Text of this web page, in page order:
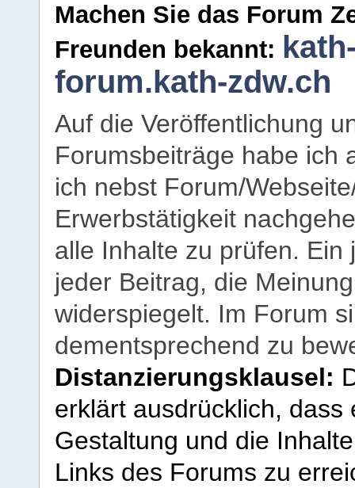
Machen Sie das Forum
Freunden bekannt:
forum.kath-zdw.ch
Auf die Veröffentlichung
Forumsbeiträge habe ich
ich nebst Forum/
Erwerbstätigkeit
alle Inhalte zu prüfen.
jeder Beitrag, die
widerspiegelt. Im Forum
dementsprechend zu
Distanzierungsklausel:
erklärt ausdrücklich,
Gestaltung und die
Links des Forums zu